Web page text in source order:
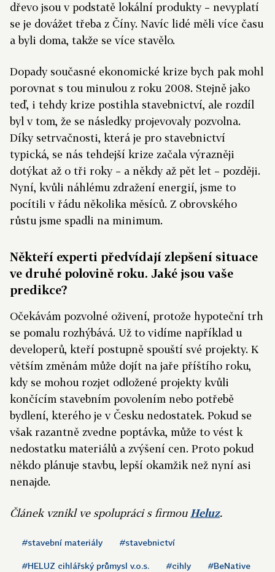
dřevo jsou v podstatě lokální produkty – nevyplatí
se je dovážet třeba z Číny. Navíc lidé měli více času
a byli doma, takže se více stavělo.
Dopady současné ekonomické krize bych pak mohl
porovnat s tou minulou z roku 2008. Stejně jako
teď, i tehdy krize postihla stavebnictví, ale rozdíl
byl v tom, že se následky projevovaly pozvolna.
Díky setrvačnosti, která je pro stavebnictví
typická, se nás tehdejší krize začala výrazněji
dotýkat až o tři roky – a někdy až pět let – později.
Nyní, kvůli náhlému zdražení energií, jsme to
pocítili v řádu několika měsíců. Z obrovského
růstu jsme spadli na minimum.
Někteří experti předvídají zlepšení situace
ve druhé polovině roku. Jaké jsou vaše
predikce?
Očekávám pozvolné oživení, protože hypoteční trh
se pomalu rozhýbává. Už to vidíme například u
developerů, kteří postupně spouští své projekty. K
větším změnám může dojít na jaře příštího roku,
kdy se mohou rozjet odložené projekty kvůli
končícím stavebním povolením nebo potřebě
bydlení, kterého je v Česku nedostatek. Pokud se
však razantně zvedne poptávka, může to vést k
nedostatku materiálů a zvýšení cen. Proto pokud
někdo plánuje stavbu, lepší okamžik než nyní asi
nenajde.
Článek vznikl ve spolupráci s firmou Heluz.
#stavební materiály #stavebnictví
#HELUZ cihlářský průmysl v.o.s. #cihly #BeNative